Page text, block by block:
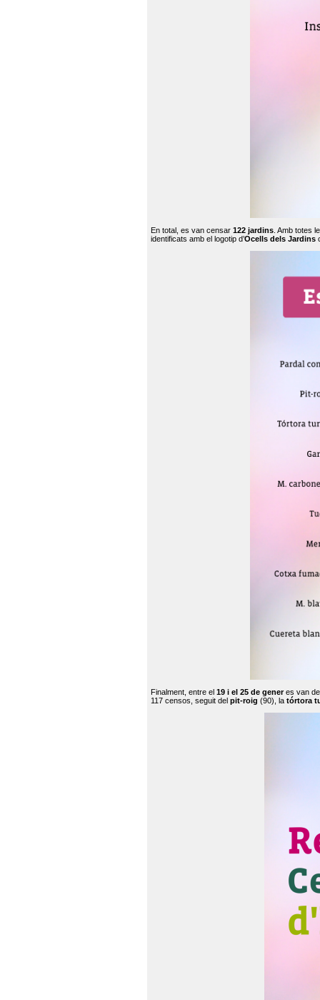
En total, es van censar 122 jardins . Amb totes
identificats amb el logotip d’Ocells dels Jardins
Finalment, entre el 19 i el 25 de generes van
117 censos, seguit del pit-roig (90), la tórtora